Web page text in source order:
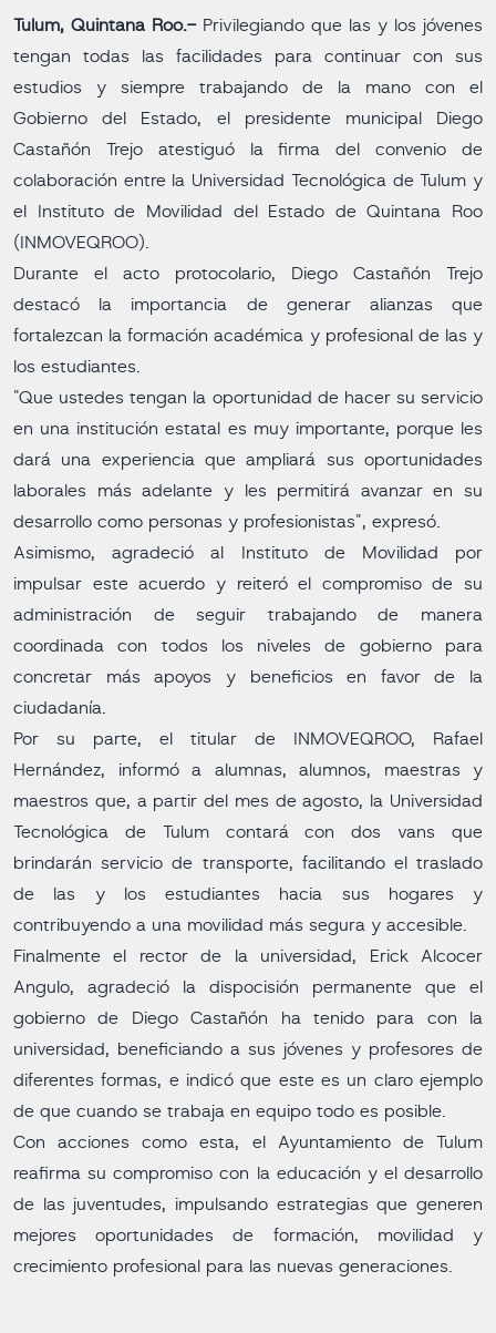
Tulum, Quintana Roo.-Privilegiando que las y los jóvenes
tengan todas las facilidades para continuar con sus
estudios y siempre trabajando de la mano con el
Gobierno del Estado, el presidente municipal Diego
Castañón Trejo atestiguó la firma del convenio de
colaboración entre la Universidad Tecnológica de Tulum y
el Instituto de Movilidad del Estado de Quintana Roo
(INMOVEQROO).
Durante el acto protocolario, Diego Castañón Trejo
destacó la importancia de generar alianzas que
fortalezcan la formación académica y profesional de las y
los estudiantes.
"Que ustedes tengan la oportunidad de hacer su servicio
en una institución estatal es muy importante, porque les
dará una experiencia que ampliará sus oportunidades
laborales más adelante y les permitirá avanzar en su
desarrollo como personas y profesionistas", expresó.
Asimismo, agradeció al Instituto de Movilidad por
impulsar este acuerdo y reiteró el compromiso de su
administración de seguir trabajando de manera
coordinada con todos los niveles de gobierno para
concretar más apoyos y beneficios en favor de la
ciudadanía.
Por su parte, el titular de INMOVEQROO, Rafael
Hernández, informó a alumnas, alumnos, maestras y
maestros que, a partir del mes de agosto, la Universidad
Tecnológica de Tulum contará con dos vans que
brindarán servicio de transporte, facilitando el traslado
de las y los estudiantes hacia sus hogares y
contribuyendo a una movilidad más segura y accesible.
Finalmente el rector de la universidad, Erick Alcocer
Angulo, agradeció la dispocisión permanente que el
gobierno de Diego Castañón ha tenido para con la
universidad, beneficiando a sus jóvenes y profesores de
diferentes formas, e indicó que este es un claro ejemplo
de que cuando se trabaja en equipo todo es posible.
Con acciones como esta, el Ayuntamiento de Tulum
reafirma su compromiso con la educación y el desarrollo
de las juventudes, impulsando estrategias que generen
mejores oportunidades de formación, movilidad y
crecimiento profesional para las nuevas generaciones.